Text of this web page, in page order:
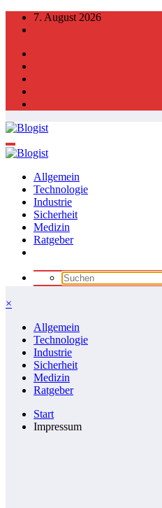
Zum
Inhalt
7. August 2026
Allgemein
Technologie
Industrie
Sicherheit
Medizin
Ratgeber
×
Allgemein
Technologie
Industrie
Sicherheit
Medizin
Ratgeber
Start
Impressum